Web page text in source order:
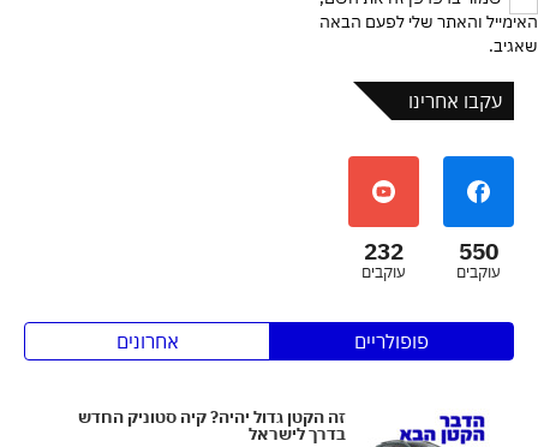
האימייל והאתר שלי לפעם הבאה
שאגיב.
עקבו אחרינו
550
עוקבים
232
עוקבים
פופולריים אחרונים
זה הקטן גדול יהיה? קיה סטוניק החדש
בדרך לישראל